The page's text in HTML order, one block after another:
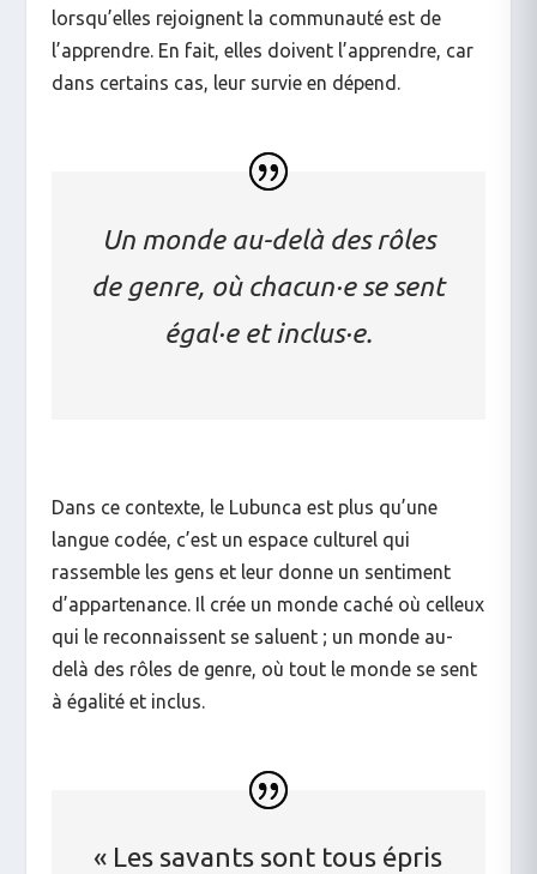
lorsqu’elles rejoignent la communauté est de
l’apprendre. En fait, elles doivent l’apprendre, car
dans certains cas, leur survie en dépend.
Un monde au-delà des rôles
de genre, où chacun·e se sent
égal·e et inclus·e.
Dans ce contexte, le Lubunca est plus qu’une
langue codée, c’est un espace culturel qui
rassemble les gens et leur donne un sentiment
d’appartenance. Il crée un monde caché où celleux
qui le reconnaissent se saluent ; un monde au-
delà des rôles de genre, où tout le monde se sent
à égalité et inclus.
« Les savants sont tous épris